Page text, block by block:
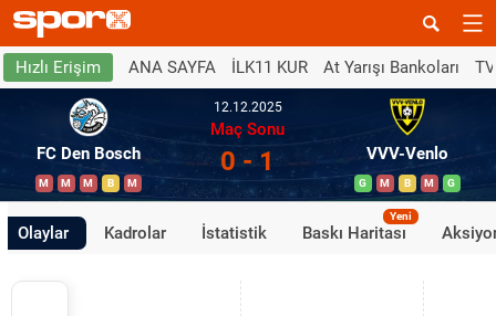
Hızlı Erişim ANA SAYFA İLK11 KUR At Yarışı Bankoları
FC Den Bosch
M M M B M
12.12.2025
Maç Sonu
0 - 1 VVV-Venlo
G M B M G
Olaylar Kadrolar İstatistik Baskı Haritası
Yeni